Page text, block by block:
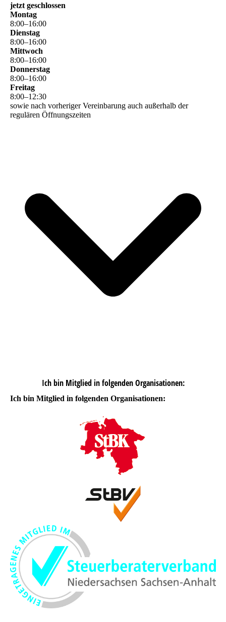
jetzt geschlossen
Montag
8:00–16:00
Dienstag
8:00–16:00
Mittwoch
8:00–16:00
Donnerstag
8:00–16:00
Freitag
8:00–12:30
sowie nach vorheriger Vereinbarung auch außerhalb der
regulären Öffnungszeiten
Ich bin Mitglied in folgenden Organisationen:
Ich bin Mitglied in folgenden Organisationen: